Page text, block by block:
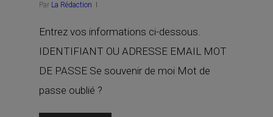
Par La Rédaction
Entrez vos informations ci-dessous.
IDENTIFIANT OU ADRESSE EMAIL MOT
DE PASSE Se souvenir de moi Mot de
passe oublié ?